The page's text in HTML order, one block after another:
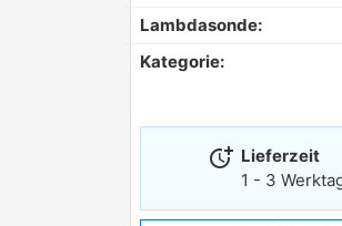
Lambdasonde:
Kategorie:
more_time Lieferzeit
1 - 3